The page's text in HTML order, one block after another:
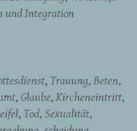
und Integration
Trauung Beten
Glaube Kircheneintritt
Tod Sexualität